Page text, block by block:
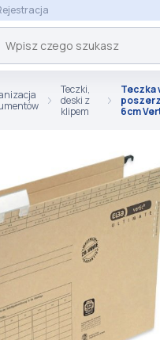
Teczki,
deski z
klipem
Teczka
6cm